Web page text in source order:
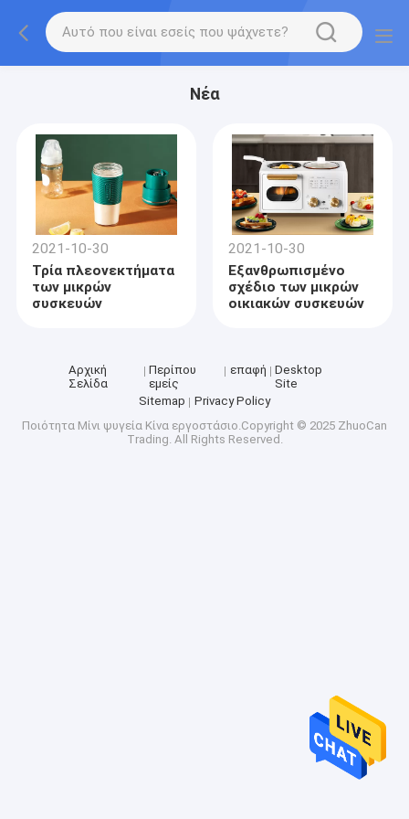
Νέα
2021-10-30
Τρία πλεονεκτήματα
των μικρών
συσκευών
2021-10-30
Εξανθρωπισμένο
σχέδιο των μικρών
οικιακών συσκευών
Αρχική
Σελίδα
Περίπου
εμείς
επαφή
Desktop
Site
Sitemap
Privacy Policy
Ποιότητα Μίνι ψυγεία Κίνα εργοστάσιο.Copyright © 2025 ZhuoCan
Trading. All Rights Reserved.